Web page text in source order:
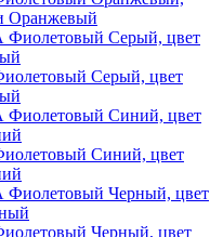
Оранжевый
Серый, цвет
Синий, цвет
Черный, цвет